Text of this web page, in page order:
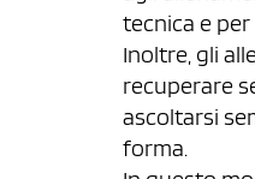
tecnica e
Inoltre, gli
recuperare
ascoltarsi
forma.